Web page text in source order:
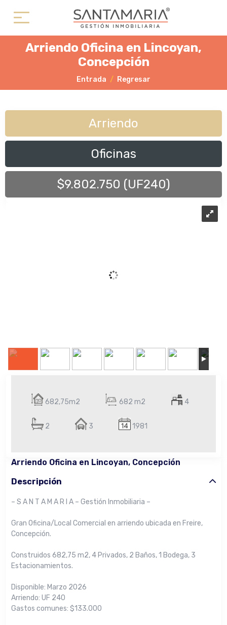
Arriendo Oficina en Lincoyan,
Concepción
Entrada Regresar
Arriendo
Oficinas
$9.802.750 (UF240)
682,75m2 682 m2 4
2 3 1981
Arriendo Oficina en Lincoyan, Concepción
Descripción
– S A N T A M A R I A – Gestión Inmobiliaria –
Gran Oficina/Local Comercial en arriendo ubicada en Freire,
Concepción.
Construidos 682,75 m2, 4 Privados, 2 Baños, 1 Bodega, 3
Estacionamientos.
Disponible: Marzo 2026
Arriendo: UF 240
Gastos comunes: $133.000